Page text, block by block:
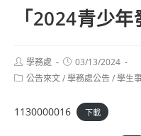
「2024青少年
Post
author:
學務處
Post
published:
03/13/2024
Post公告來文/學務處公告/學生
1130000016 下載